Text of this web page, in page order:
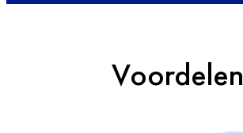
Voordelen